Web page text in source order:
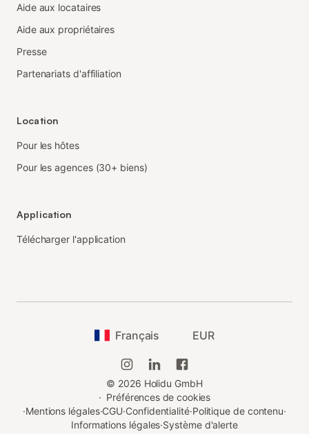
Aide aux locataires
Aide aux propriétaires
Presse
Partenariats d'affiliation
Location
Pour les hôtes
Pour les agences (30+ biens)
Application
Télécharger l'application
Français EUR
© 2026 Holidu GmbH
· Préférences de cookies
·Mentions légales·CGU·Confidentialité·Politique de contenu·
Informations légales·Système d'alerte